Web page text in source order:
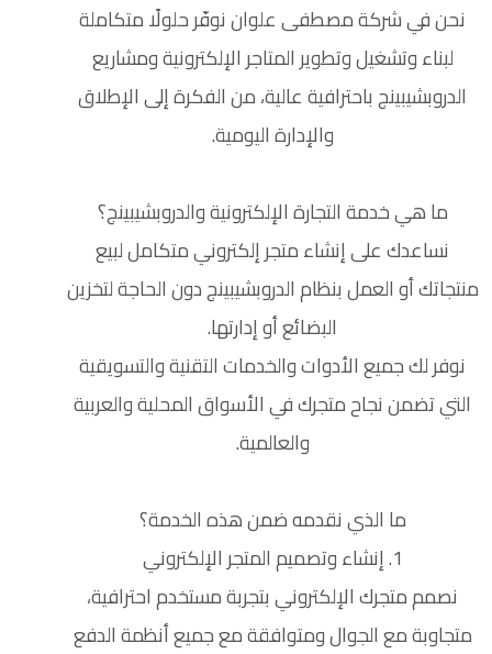
نحن في شركة مصطفى علوان نوفّر حلولًا متكاملة
لبناء وتشغيل وتطوير المتاجر الإلكترونية ومشاريع
الدروبشيبينج باحترافية عالية، من الفكرة إلى الإطلاق
والإدارة اليومية.
ما هي خدمة التجارة الإلكترونية والدروبشيبينج؟
نساعدك على إنشاء متجر إلكتروني متكامل لبيع
منتجاتك أو العمل بنظام الدروبشيبينج دون الحاجة لتخزين
البضائع أو إدارتها.
نوفر لك جميع الأدوات والخدمات التقنية والتسويقية
التي تضمن نجاح متجرك في الأسواق المحلية والعربية
والعالمية.
ما الذي نقدمه ضمن هذه الخدمة؟
1. إنشاء وتصميم المتجر الإلكتروني
نصمم متجرك الإلكتروني بتجربة مستخدم احترافية،
متجاوبة مع الجوال ومتوافقة مع جميع أنظمة الدفع